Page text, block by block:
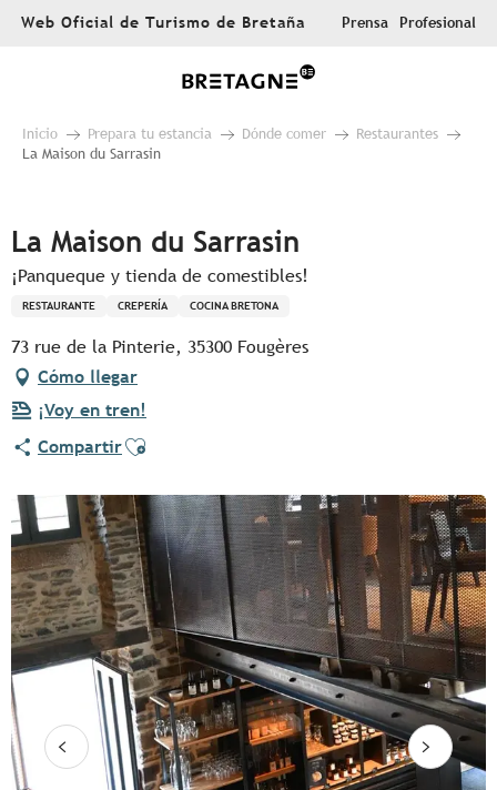
AllerWeb Oficial de Turismo de Bretaña Prensa Profesional
Inicio Prepara tu estancia Dónde comer
Restaurantes
La Maison du Sarrasin
La Maison du Sarrasin
¡Panqueque y tienda de comestibles!
RESTAURANTE CREPERÍA COCINA BRETONA
73 rue de la Pinterie, 35300 Fougères
Cómo llegar
¡Voy en tren!
CompartirAjouter aux favoris